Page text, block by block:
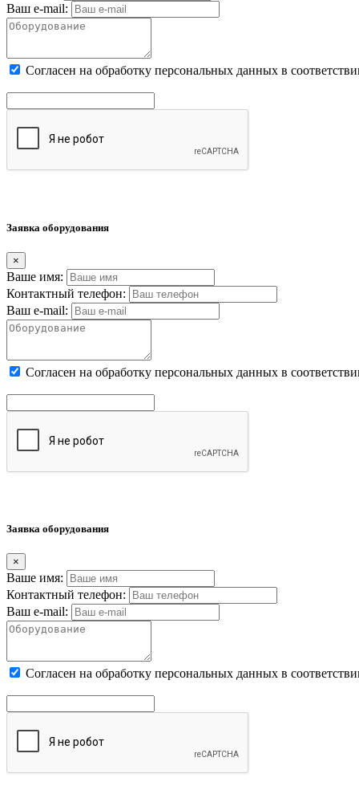
Ваш e-mail:
Cогласен на обработку персональных данных в
Заявка оборудования
×
Ваше имя:
Контактный телефон:
Ваш e-mail:
Cогласен на обработку персональных данных в
Заявка оборудования
×
Ваше имя:
Контактный телефон:
Ваш e-mail:
Cогласен на обработку персональных данных в